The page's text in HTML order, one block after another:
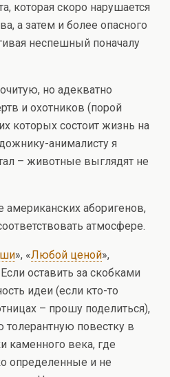
которая скоро нарушается
а затем и более опасного
неспешный поначалу
но адекватно
и охотников (порой
которых состоит жизнь на
анималисту я
– животные выглядят не
аборигенов,
атмосфере.
», «Любой ценой»,
Если оставить за скобками
идеи (если кто-то
– прошу поделиться),
повестку в
каменного века, где
определенные и не